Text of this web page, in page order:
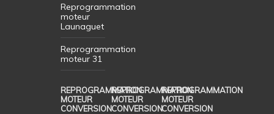
Reprogrammation
moteur
Launaguet
Reprogrammation
moteur 31
REPROGRAMMATION
MOTEUR
CONVERSION
REPROGRAMMATION
MOTEUR
CONVERSION
REPROGRAMMATION
MOTEUR
CONVERSION